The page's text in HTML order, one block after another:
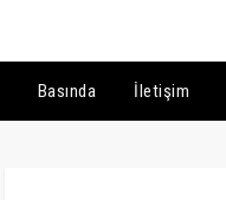
Basında İletişim